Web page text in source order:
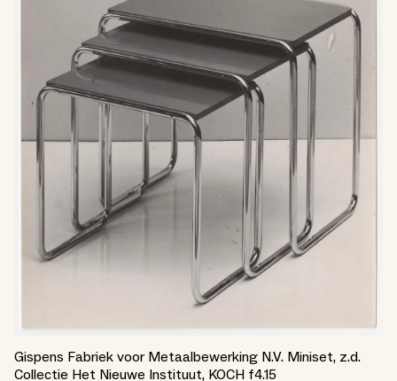
Gispens Fabriek voor Metaalbewerking N.V. Miniset, z.d.
Collectie Het Nieuwe Instituut, KOCH f4.15